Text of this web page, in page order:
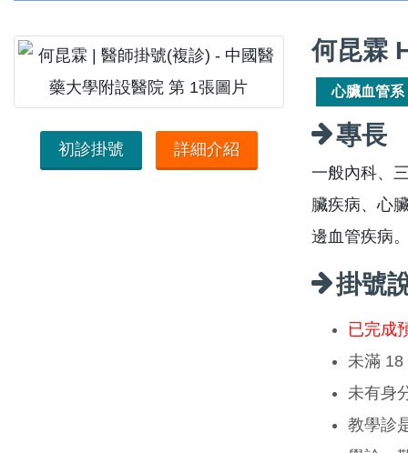
初診掛號 詳細介紹
何昆霖
心臟血管系
專長
一般內科、
臟疾病、心
邊血管疾病
掛號
已完成
未滿 18
未有身
教學診